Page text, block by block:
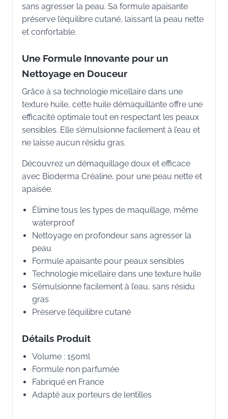
sans agresser la peau. Sa formule apaisante
préserve l’équilibre cutané, laissant la peau nette
et confortable.
Une Formule Innovante pour un
Nettoyage en Douceur
Grâce à sa technologie micellaire dans une
texture huile, cette huile démaquillante offre une
efficacité optimale tout en respectant les peaux
sensibles. Elle s’émulsionne facilement à l’eau et
ne laisse aucun résidu gras.
Découvrez un démaquillage doux et efficace
avec Bioderma Créaline, pour une peau nette et
apaisée.
Élimine tous les types de maquillage, même
waterproof
Nettoyage en profondeur sans agresser la
peau
Formule apaisante pour peaux sensibles
Technologie micellaire dans une texture huile
S’émulsionne facilement à l’eau, sans résidu
gras
Préserve l’équilibre cutané
Détails Produit
Volume : 150ml
Formule non parfumée
Fabriqué en France
Adapté aux porteurs de lentilles